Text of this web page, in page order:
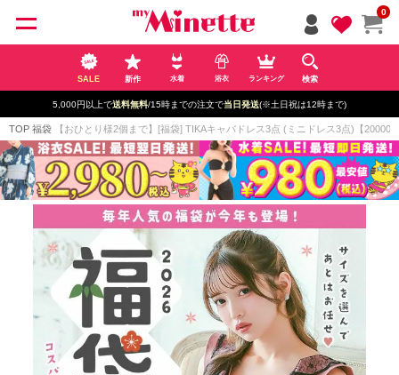
0
SALE 新作 水着 浴衣 ランキング 検索
5,000円以上で送料無料/15時までの注文で当日発送(※土日祝は12時まで)
TOP 福袋 【おひとり様2個まで】[福袋] TIKAキャバドレス3点 (ミニドレス3点)【20000
ペー
ジト
ップ